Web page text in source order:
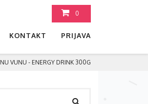
0
KONTAKT PRIJAVA
VUNU - ENERGY DRINK 300G